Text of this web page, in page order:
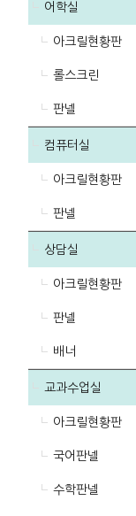
어학실
아크릴현황판
롤스크린
판넬
컴퓨터실
아크릴현황판
판넬
상담실
아크릴현황판
판넬
배너
교과수업실
아크릴현황판
국어판넬
수학판넬